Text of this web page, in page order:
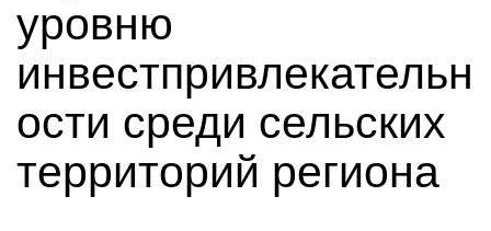
уровню
инвестпривлекательн
ости среди сельских
территорий региона